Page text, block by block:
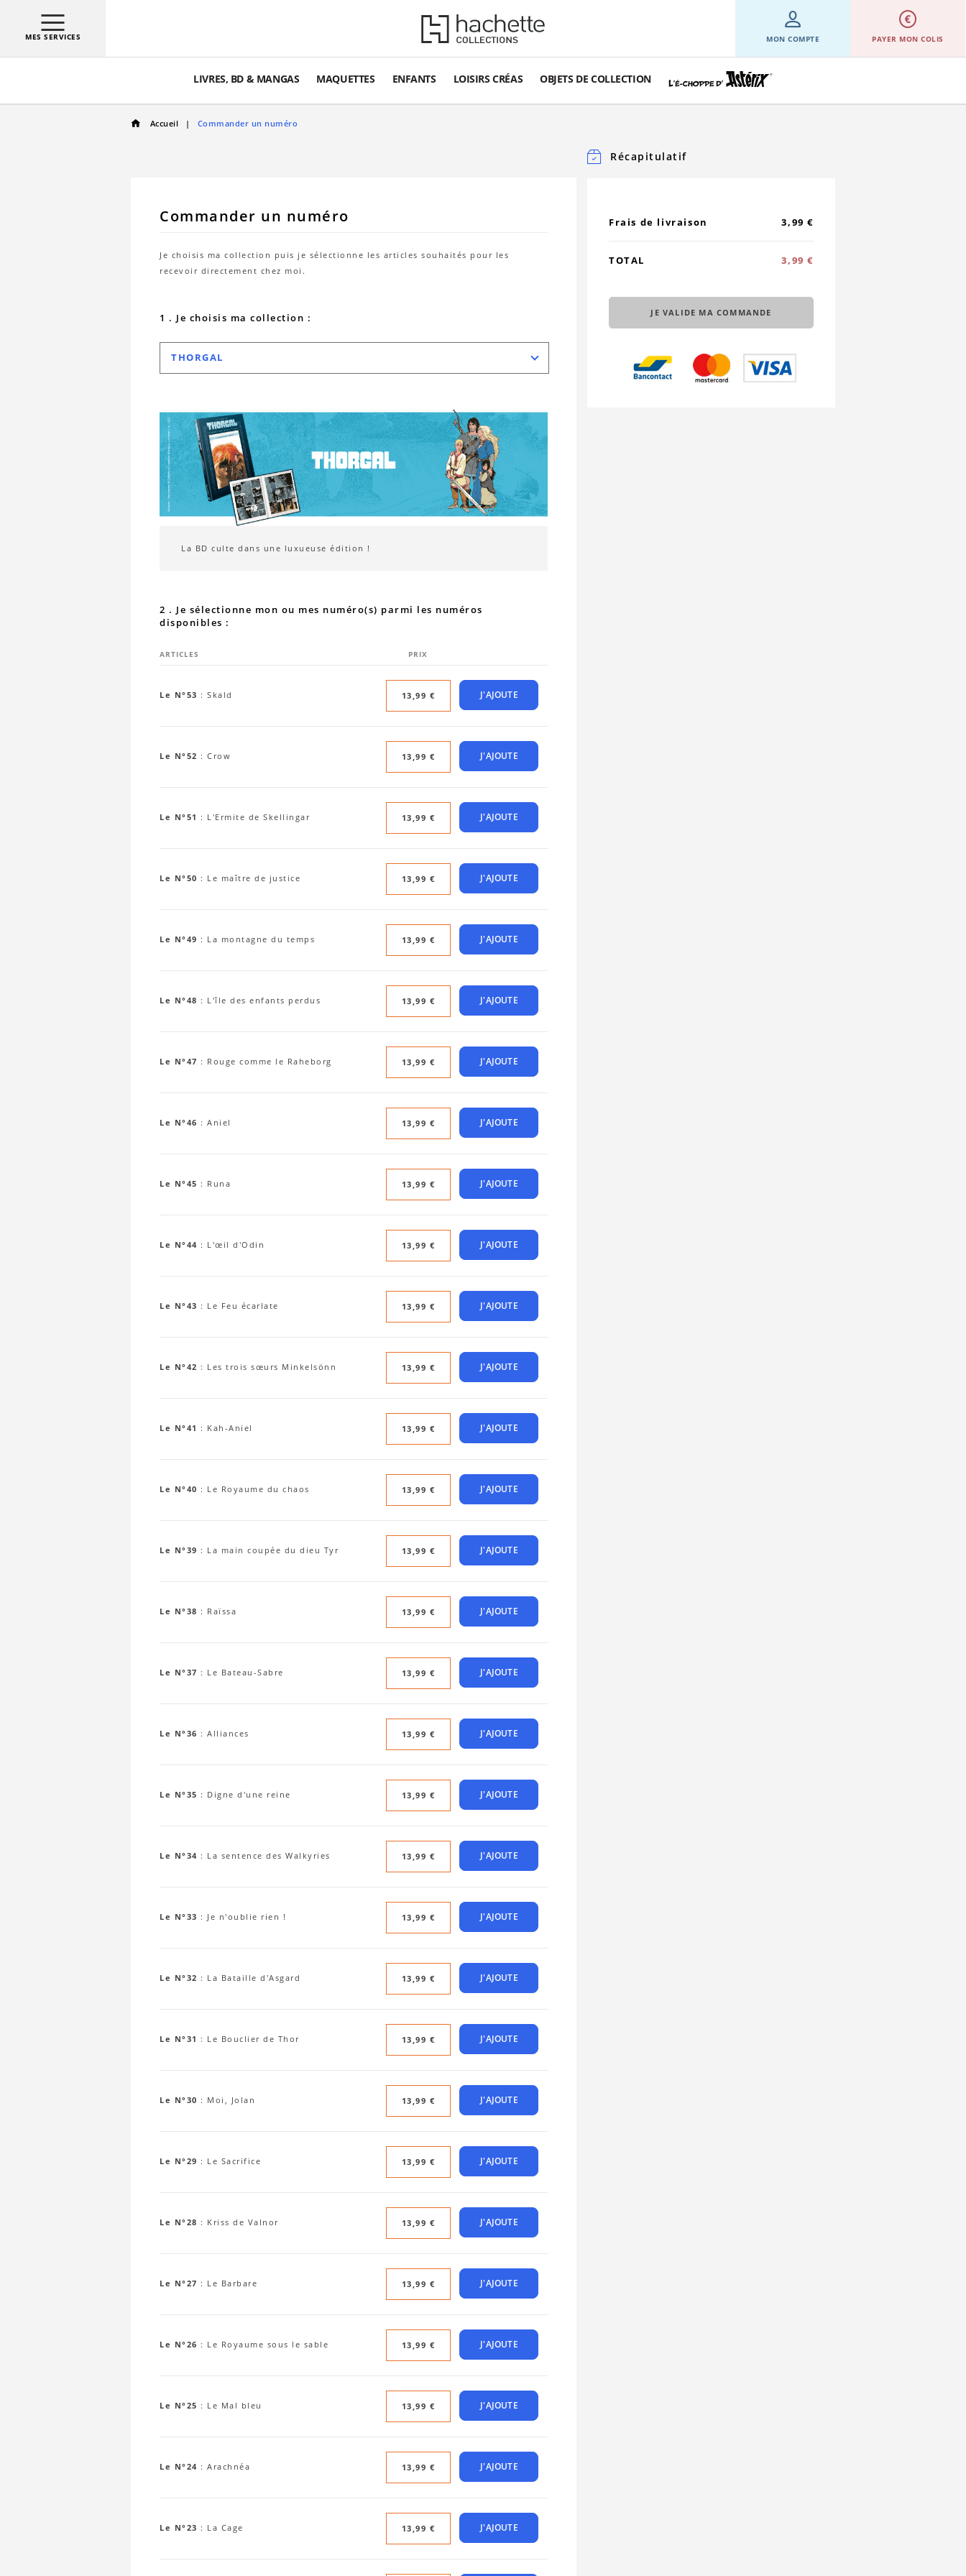
MES SERVICES MON COMPTE PAYER MON COLIS
LIVRES, BD & MANGAS MAQUETTES ENFANTS LOISIRS CRÉAS OBJETS DE COLLECTION
Accueil Commander un numéro
Commander un numéro
Je choisis ma collection puis je sélectionne les articles souhaités pour les
recevoir directement chez moi.
1 . Je choisis ma collection :
THORGAL
La BD culte dans une luxueuse édition !
2 . Je sélectionne mon ou mes numéro(s) parmi les numéros
disponibles :
ARTICLES PRIX
Le N°53 : Skald 13,99 € J'AJOUTE
Le N°52 : Crow 13,99 € J'AJOUTE
Le N°51 : L'Ermite de Skellingar 13,99 € J'AJOUTE
Le N°50 : Le maître de justice 13,99 € J'AJOUTE
Le N°49 : La montagne du temps 13,99 € J'AJOUTE
Le N°48 : L'île des enfants perdus 13,99 € J'AJOUTE
Le N°47 : Rouge comme le Raheborg 13,99 € J'AJOUTE
Le N°46 : Aniel 13,99 € J'AJOUTE
Le N°45 : Runa 13,99 € J'AJOUTE
Le N°44 : L'œil d'Odin 13,99 € J'AJOUTE
Le N°43 : Le Feu écarlate 13,99 € J'AJOUTE
Le N°42 : Les trois sœurs Minkelsönn 13,99 € J'AJOUTE
Le N°41 : Kah-Aniel 13,99 € J'AJOUTE
Le N°40 : Le Royaume du chaos 13,99 € J'AJOUTE
Le N°39 : La main coupée du dieu Tyr 13,99 € J'AJOUTE
Le N°38 : Raïssa 13,99 € J'AJOUTE
Le N°37 : Le Bateau-Sabre 13,99 € J'AJOUTE
Le N°36 : Alliances 13,99 € J'AJOUTE
Le N°35 : Digne d'une reine 13,99 € J'AJOUTE
Le N°34 : La sentence des Walkyries 13,99 € J'AJOUTE
Le N°33 : Je n'oublie rien ! 13,99 € J'AJOUTE
Le N°32 : La Bataille d'Asgard 13,99 € J'AJOUTE
Le N°31 : Le Bouclier de Thor 13,99 € J'AJOUTE
Le N°30 : Moi, Jolan 13,99 € J'AJOUTE
Le N°29 : Le Sacrifice 13,99 € J'AJOUTE
Le N°28 : Kriss de Valnor 13,99 € J'AJOUTE
Le N°27 : Le Barbare 13,99 € J'AJOUTE
Le N°26 : Le Royaume sous le sable 13,99 € J'AJOUTE
Le N°25 : Le Mal bleu 13,99 € J'AJOUTE
Le N°24 : Arachnéa 13,99 € J'AJOUTE
Le N°23 : La Cage 13,99 € J'AJOUTE
Récapitulatif
Frais de livraison 3,99 €
TOTAL 3,99 €
JE VALIDE MA COMMANDE